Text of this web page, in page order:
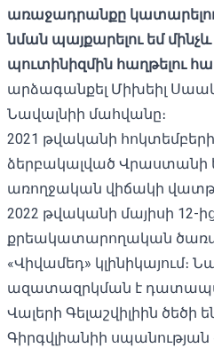
առաջադրանքը
նման պայքարելու եմ
պուտինիզմին հաղթելու
արձագանքել Միխեիլ
Նավալնիի մահվանը։
2021 թվականի հոկտեմբերի
ձերբակալված Վրաստանի
առողջական վիճակի
2022 թվականի մայիսի 12-
քրեակատարողական
«Վիվամեդ» կլինիկայում։
ազատազրկման է
Վալերի Գելաշվիլիին ծեծի
Գիրգվլիանիի սպանության